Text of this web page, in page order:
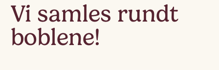
Vi samles rundt
boblene!